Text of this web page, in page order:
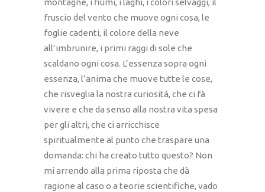
montagne, i fiumi, i laghi, i colori selvaggi, il
fruscio del vento che muove ogni cosa, le
foglie cadenti, il colore della neve
all’imbrunire, i primi raggi di sole che
scaldano ogni cosa. L’essenza sopra ogni
essenza, l’anima che muove tutte le cose,
che risveglia la nostra curiositá, che ci fà
vivere e che da senso alla nostra vita spesa
per gli altri, che ci arricchisce
spiritualmente al punto che traspare una
domanda: chi ha creato tutto questo? Non
mi arrendo alla prima riposta che dà
ragione al caso o a teorie scientifiche, vado